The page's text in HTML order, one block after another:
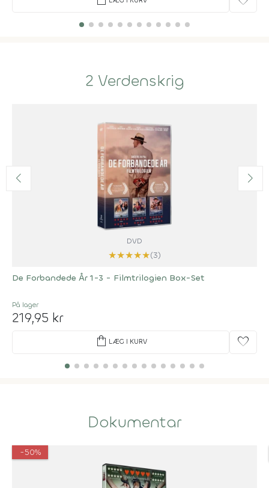
2 Verdenskrig
DVD
★★★★★(3)
De Forbandede År 1-3 - Filmtrilogien Box-Set
På lager
219,95 kr
shopping_bag LÆG I KURV favorite
Dokumentar
-50%